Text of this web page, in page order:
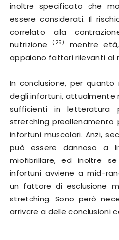
inoltre specificato che
essere considerati. Il
correlato alla
nutrizione
(25)
mentre
appaiono fattori rilevanti al
In conclusione, per quanto
degli infortuni, attualmente
sufficienti in letteratura
stretching preallenamento
infortuni muscolari. Anzi,
può essere dannoso a
miofibrillare, ed inoltre
infortuni avviene a mid-
un fattore di esclusione
stretching. Sono però
arrivare a delle conclusioni